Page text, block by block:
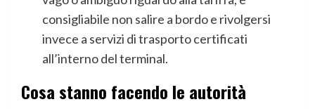
consigliabile non salire a bordo e rivolgersi
invece a servizi di trasporto certificati
all’interno del terminal.
Cosa stanno facendo le autorità